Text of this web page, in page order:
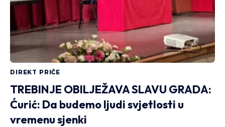
DIREKT PRIČE
TREBINJE OBILJEŽAVA SLAVU GRADA:
Ćurić: Da budemo ljudi svjetlosti u
vremenu sjenki